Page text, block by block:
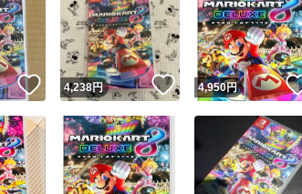
いいね！
4,238円 いいね！
4,950円